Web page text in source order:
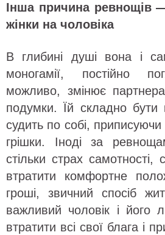
Інша причина ревнощів —
жінки на чоловіка
В глибині душі вона і
моногамії, постійно
можливо, змінює
подумки. Їй складно бути
судить по собі, приписуючи
грішки. Іноді за
стільки страх самотності,
втратити комфортне
гроші, звичний спосіб
важливий чоловік і його
втратити всі свої блага і